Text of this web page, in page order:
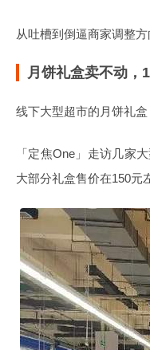
从吐槽到倒逼商家调整
月饼礼盒卖不动，
线下大型超市的月饼礼盒
「定焦One」走访几家
大部分礼盒售价在150元